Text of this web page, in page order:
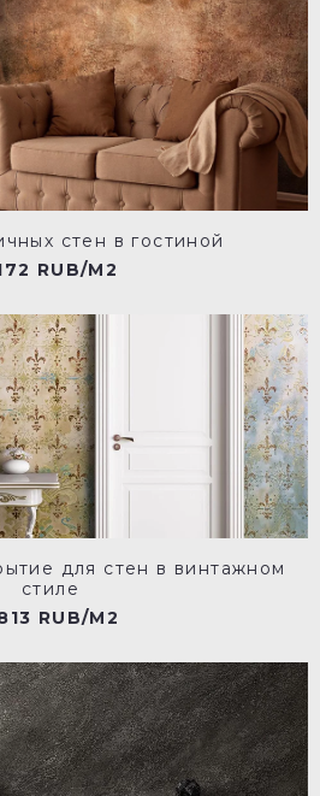
стен в гостиной
RUB/M2
для стен в винтажном
стиле
RUB/M2